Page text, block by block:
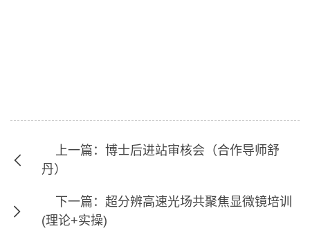
上一篇：博士后进站审核会（合作导师舒
丹）
下一篇：超分辨高速光场共聚焦显微镜培训
(理论+实操)